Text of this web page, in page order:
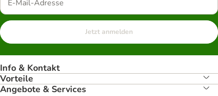
Jetzt anmelden
Info & Kontakt
Vorteile
Angebote & Services